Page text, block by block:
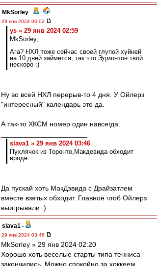
MkSorley -
29 янв 2024 06:02
ys » 29 янв 2024 02:59
MkSorley,
Ага? НХЛ тоже сейчас своей глупой хуйней
на 10 дней займется, так что Эдмонтон твой
нескоро :)
Ну во всей НХЛ перерыв-то 4 дня. У Ойлерз
"интересный" календарь это да.
А так-то ХКСМ номер один навсегда.
slava1 » 29 янв 2024 03:46
Пухлячок из Торонто,Макдевида обходит
вроде.
Да пускай хоть МакДэвида с Драйзатлем
вместе взятых обходит. Главное чтоб Ойлерз
выигрывали :)
slava1 -
29 янв 2024 03:46
MkSorley » 29 янв 2024 02:20
Хорошо хоть веселые старты типа тенниса
закончились. Можно спокойно за хоккеем